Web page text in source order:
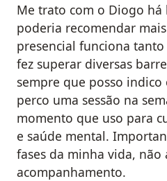
Me trato com o Diogo
poderia recomendar
presencial funciona
fez superar diversas
sempre que posso
perco uma sessão na
momento que uso para
e saúde mental.
fases da minha vida, não
acompanhamento.